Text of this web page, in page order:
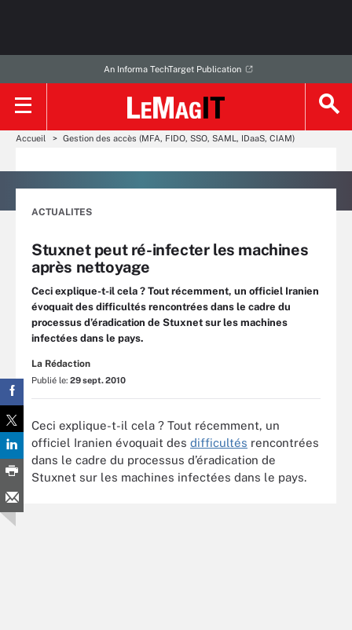
An Informa TechTarget Publication
Accueil Gestion des accès (MFA, FIDO, SSO, SAML, IDaaS, CIAM)
ACTUALITES
Stuxnet peut ré-infecter les machines
après nettoyage
Ceci explique-t-il cela ? Tout récemment, un officiel Iranien
évoquait des difficultés rencontrées dans le cadre du
processus d’éradication de Stuxnet sur les machines
infectées dans le pays.
La Rédaction
Publié le: 29 sept. 2010
Ceci explique-t-il cela ? Tout récemment, un
officiel Iranien évoquait des difficultés rencontrées
dans le cadre du processus d’éradication de
Stuxnet sur les machines infectées dans le pays.